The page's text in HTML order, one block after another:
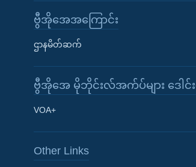
Learning English
ဗွီအိုအေအကြောင်း
ဌာနမိတ်ဆက်
ဗွီအိုအေ မိုဘိုင်းလ်အက်ပ်များ ဒေါ
VOA+
Other Links